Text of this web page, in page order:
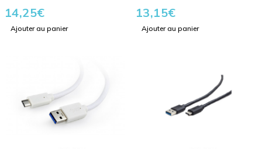
14,25€
Ajouter au panier
13,15€
Ajouter au panier